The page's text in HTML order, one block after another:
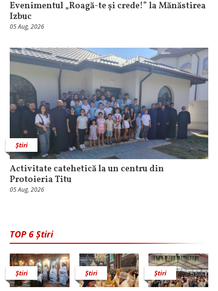
Evenimentul „Roagă-te și crede!” la Mănăstirea
Izbuc
05 Aug, 2026
Știri
Activitate catehetică la un centru din
Protoieria Titu
05 Aug, 2026
TOP 6 Știri
Știri Știri Știri